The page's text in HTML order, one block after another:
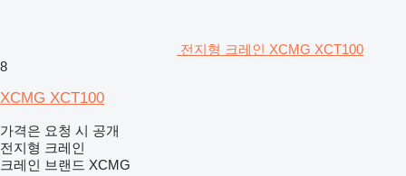
전지형 크레인 XCMG XCT100
8
XCMG XCT100
가격은 요청 시 공개
전지형 크레인
크레인 브랜드 XCMG